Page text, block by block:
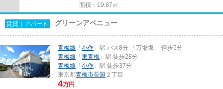
面積：19.87㎡
賃貸｜アパート グリーンアベニュー
青梅線 「小作 」駅 バス8分 「万場坂」 停歩5分
青梅線 「東青梅 」駅 徒歩28分
青梅線 「小作 」駅 徒歩37分
東京都青梅市長淵 ２丁目
4万円